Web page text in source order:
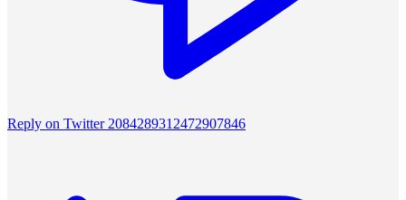
Reply on Twitter 2084289312472907846